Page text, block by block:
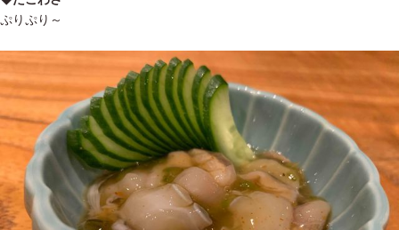
ぷりぷり～